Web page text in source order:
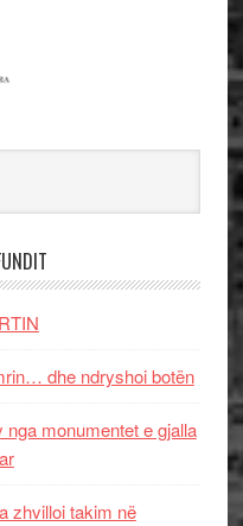
dhe ndryshoi botën
monumentet e gjalla
zhvilloi takim në